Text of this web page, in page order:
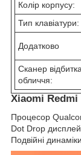
Колір корпусу:
Тип клавіатури:
Додатково
Сканер
обличчя:
Xiaomi Redmi
Процесор
Dot Drop
Подвійні динаміки